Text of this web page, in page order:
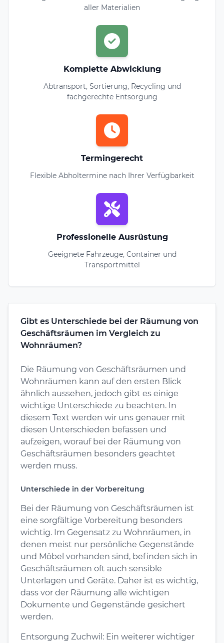
aller Materialien
Komplette Abwicklung
Abtransport, Sortierung, Recycling und
fachgerechte Entsorgung
Termingerecht
Flexible Abholtermine nach Ihrer Verfügbarkeit
Professionelle Ausrüstung
Geeignete Fahrzeuge, Container und
Transportmittel
Gibt es Unterschiede bei der Räumung von
Geschäftsräumen im Vergleich zu
Wohnräumen?
Die Räumung von Geschäftsräumen und
Wohnräumen kann auf den ersten Blick
ähnlich aussehen, jedoch gibt es einige
wichtige Unterschiede zu beachten. In
diesem Text werden wir uns genauer mit
diesen Unterschieden befassen und
aufzeigen, worauf bei der Räumung von
Geschäftsräumen besonders geachtet
werden muss.
Unterschiede in der Vorbereitung
Bei der Räumung von Geschäftsräumen ist
eine sorgfältige Vorbereitung besonders
wichtig. Im Gegensatz zu Wohnräumen, in
denen meist nur persönliche Gegenstände
und Möbel vorhanden sind, befinden sich in
Geschäftsräumen oft auch sensible
Unterlagen und Geräte. Daher ist es wichtig,
dass vor der Räumung alle wichtigen
Dokumente und Gegenstände gesichert
werden.
Entsorgung Zuchwil: Ein weiterer wichtiger